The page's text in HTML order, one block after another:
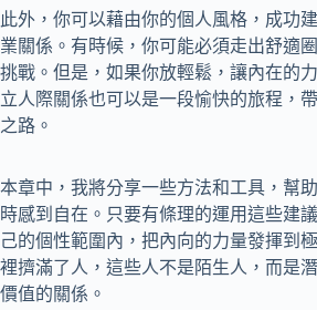
此外，你可以藉由你的個人風格，成功
業關係。有時候，你可能必須走出舒適
挑戰。但是，如果你放輕鬆，讓內在的
立人際關係也可以是一段愉快的旅程，
之路。
本章中，我將分享一些方法和工具，幫
時感到自在。只要有條理的運用這些建
己的個性範圍內，把內向的力量發揮到
裡擠滿了人，這些人不是陌生人，而是
價值的關係。